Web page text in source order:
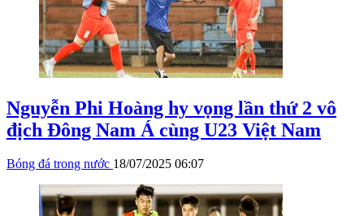
Nguyễn Phi Hoàng hy vọng lần thứ 2 vô
địch Đông Nam Á cùng U23 Việt Nam
Bóng đá trong nước 18/07/2025 06:07